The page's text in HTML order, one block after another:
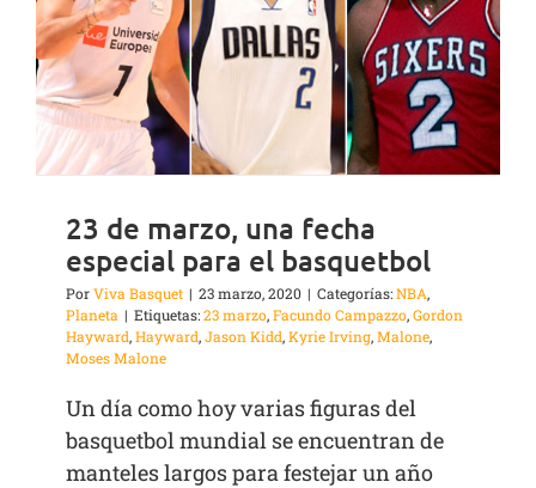
23 de marzo, una fecha
especial para el basquetbol
PorViva Basquet | 23 marzo, 2020 | Categorías:NBA,
Planeta | Etiquetas:23 marzo,Facundo Campazzo,Gordon
Hayward,Hayward,Jason Kidd,Kyrie Irving,Malone,
Moses Malone
Un día como hoy varias figuras del
basquetbol mundial se encuentran de
manteles largos para festejar un año